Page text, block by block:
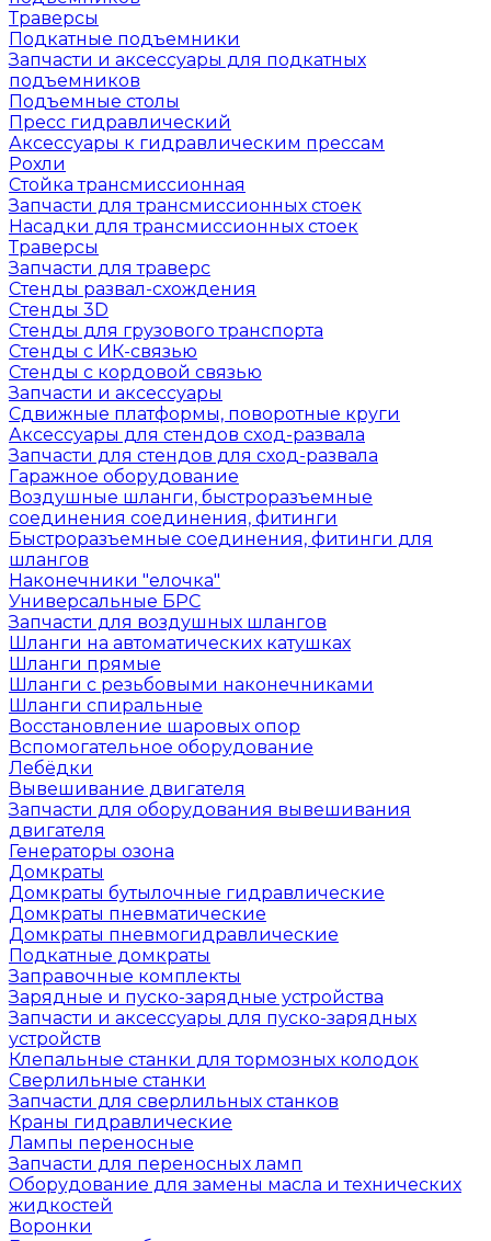
Траверсы
Подкатные подъемники
Запчасти и аксессуары для подкатных
подъемников
Подъемные столы
Пресс гидравлический
Аксессуары к гидравлическим прессам
Рохли
Стойка трансмиссионная
Запчасти для трансмиссионных стоек
Насадки для трансмиссионных стоек
Траверсы
Запчасти для траверс
Стенды развал-схождения
Стенды 3D
Стенды для грузового транспорта
Стенды с ИК-связью
Стенды с кордовой связью
Запчасти и аксессуары
Сдвижные платформы, поворотные круги
Аксессуары для стендов сход-развала
Запчасти для стендов для сход-развала
Гаражное оборудование
Воздушные шланги, быстроразъемные
соединения соединения, фитинги
Быстроразъемные соединения, фитинги для
шлангов
Наконечники "елочка"
Универсальные БРС
Запчасти для воздушных шлангов
Шланги на автоматических катушках
Шланги прямые
Шланги с резьбовыми наконечниками
Шланги спиральные
Восстановление шаровых опор
Вспомогательное оборудование
Лебёдки
Вывешивание двигателя
Запчасти для оборудования вывешивания
двигателя
Генераторы озона
Домкраты
Домкраты бутылочные гидравлические
Домкраты пневматические
Домкраты пневмогидравлические
Подкатные домкраты
Заправочные комплекты
Зарядные и пуско-зарядные устройства
Запчасти и аксессуары для пуско-зарядных
устройств
Клепальные станки для тормозных колодок
Сверлильные станки
Запчасти для сверлильных станков
Краны гидравлические
Лампы переносные
Запчасти для переносных ламп
Оборудование для замены масла и технических
жидкостей
Воронки